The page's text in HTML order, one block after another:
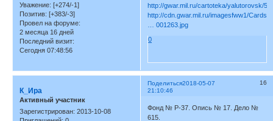
Уважение: [+274/-1]
Позитив: [+383/-3]
Провел на форуме:
2 месяца 16 дней
Последний визит:
Сегодня 07:48:56
http://gwar.mil.ru/cartoteka/yalutorovsk/
http://cdn.gwar.mil.ru/imagesfww1/Cards
… 001263.jpg
0
Поделиться 16
2018-05-07
21:10:46
К_Ира
Активный участник
Зарегистрирован: 2013-10-08
Фонд № Р-37. Опись № 17. Дело №
615.